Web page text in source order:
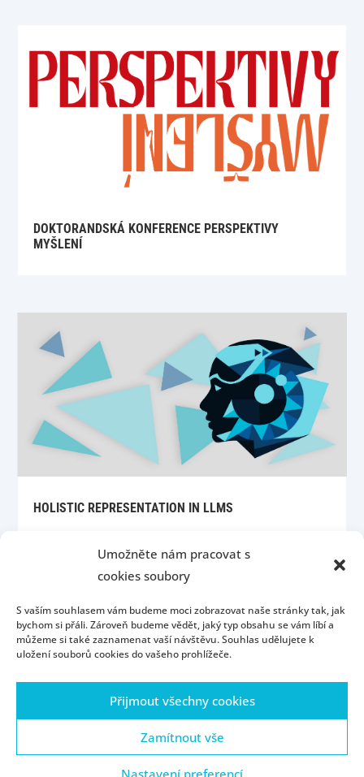
Umožněte nám pracovat s
cookies soubory
S vaším souhlasem vám budeme moci zobrazovat naše stránky tak, jak
bychom si přáli. Zároveň budeme vědět, jaký typ obsahu se vám líbí a
můžeme si také zaznamenat vaší návštěvu. Souhlas udělujete k
uložení souborů cookies do vašeho prohlížeče.
Přijmout všechny cookies
Zamítnout vše
Nastavení preferencí
DOKTORANDSKÁ KONFERENCE PERSPEKTIVY
MYŠLENÍ
HOLISTIC REPRESENTATION IN LLMS
Úvod Kontakt
Konzultační hodiny
Přijímací řízení
Portál ZČU Webmail